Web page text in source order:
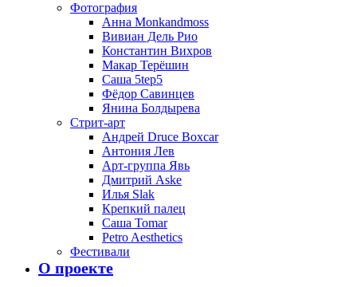
Фотография
Анна Monkandmoss
Вивиан Дель Рио
Константин Вихров
Макар Терёшин
Саша 5tep5
Фёдор Савинцев
Янина Болдырева
Стрит-арт
Андрей Druce Boxcar
Антония Лев
Арт-группа Явь
Дмитрий Aske
Илья Slak
Крепкий палец
Саша Tomar
Petro Aesthetics
Фестивали
О проекте